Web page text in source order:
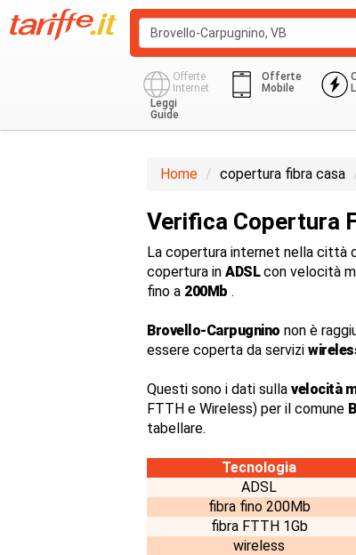
Offerte
Internet
Offerte
Mobile
Leggi
Guide
Home copertura fibra casa
Verifica Copertura
La copertura internet nella città
copertura in ADSLcon velocità
fino a 200Mb .
Brovello-Carpugnino non è
essere coperta da servizi
Questi sono i dati sulla velocità
FTTH e Wireless) per il comune
tabellare.
Tecnologia
ADSL
fibra fino 200Mb
fibra FTTH 1Gb
wireless